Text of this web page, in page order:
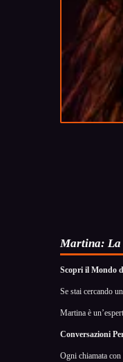
Martina: La
Scopri il Mondo
Se stai cercando
Martina è
Conversazioni
Ogni chiamata